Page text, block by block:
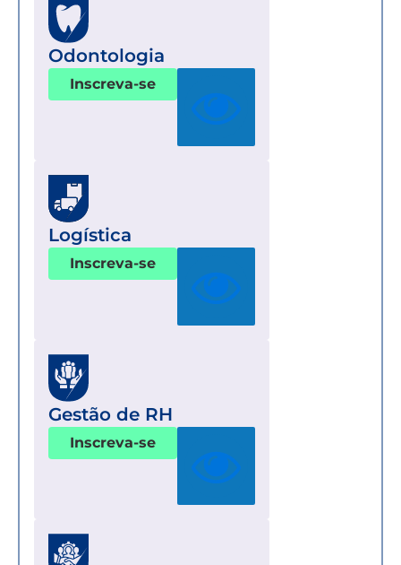
Odontologia
Inscreva-se
Logística
Inscreva-se
Gestão de RH
Inscreva-se